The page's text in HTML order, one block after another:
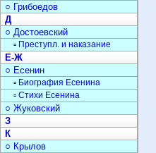
○ Грибоедов
Д
○ Достоевский
▫ Преступл. и наказание
Е-Ж
○ Есенин
▫ Биография Есенина
▫ Стихи Есенина
○ Жуковский
З
К
○ Крылов